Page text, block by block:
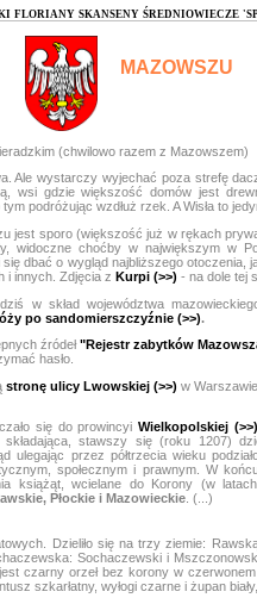
FLORIANY SKANSENY ŚREDNIOWIECZE
MAZOWSZU
(chwilowo razem z Mazowszem)
Ale wystarczy wyjechać poza strefę
wsi gdzie większość domów jest
podróżując wzdłuż rzek. A Wisła to
jest sporo (większość już w rękach
widoczne choćby w największym w
dbać o wygląd najbliższego otoczenia,
i innych. Zdjęcia z Kurpi (>>) - na dole tej
w skład województwa
po sandomierszczyźnie (>>).
źródeł"Rejestr zabytków
hasło.
stronę ulicy Lwowskiej (>>) w
się do prowincyi Wielkopolskiej (>>)
stawszy się (roku 1207)
ulegając przez półtrzecia wieku
społecznym i prawnym. W
książąt, wcielane do Korony (w
Płockie i Mazowieckie . (...)
Dzieliło się na trzy ziemie:
Sochaczewski i
czarny orzeł bez korony w
szkarłatny, wyłogi czarne i żupan